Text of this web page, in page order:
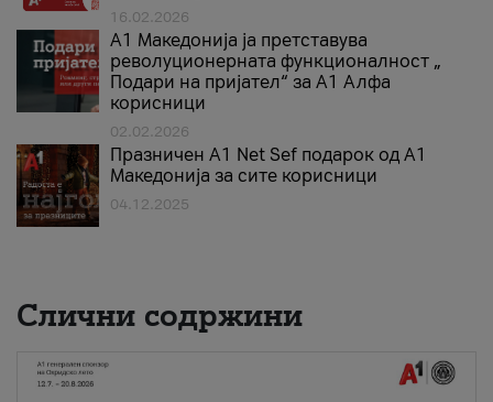
16.02.2026
А1 Македонија ја претставува
револуционерната функционалност „
Подари на пријател“ за А1 Алфа
корисници
02.02.2026
Празничен A1 Net Sеf подарок од А1
Македонија за сите корисници
04.12.2025
Слични содржини